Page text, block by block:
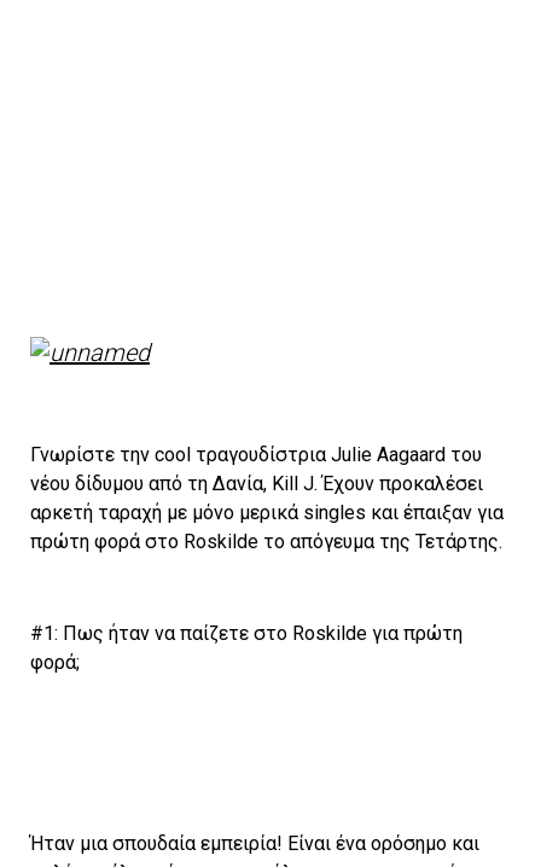
Γνωρίστε την cool τραγουδίστρια Julie Aagaard του
νέου δίδυμου από τη Δανία, Kill J. Έχουν προκαλέσει
αρκετή ταραχή με μόνο μερικά singles και έπαιξαν για
πρώτη φορά στο Roskilde το απόγευμα της Τετάρτης.
#1: Πως ήταν να παίζετε στο Roskilde για πρώτη
φορά;
Ήταν μια σπουδαία εμπειρία! Είναι ένα ορόσημο και